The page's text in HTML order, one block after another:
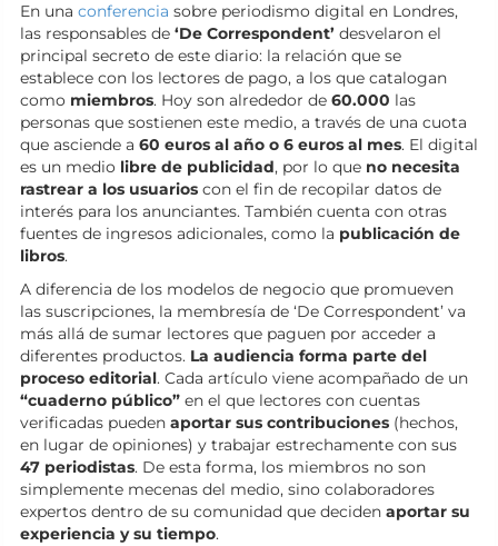
En una conferencia sobre periodismo digital en Londres,
las responsables de ‘De Correspondent’ desvelaron el
principal secreto de este diario: la relación que se
establece con los lectores de pago, a los que catalogan
como miembros. Hoy son alrededor de 60.000 las
personas que sostienen este medio, a través de una cuota
que asciende a 60 euros al año o 6 euros al mes. El digital
es un medio libre de publicidad, por lo que no necesita
rastrear a los usuarios con el fin de recopilar datos de
interés para los anunciantes. También cuenta con otras
fuentes de ingresos adicionales, como la publicación de
libros.
A diferencia de los modelos de negocio que promueven
las suscripciones, la membresía de ‘De Correspondent’ va
más allá de sumar lectores que paguen por acceder a
diferentes productos. La audiencia forma parte del
proceso editorial. Cada artículo viene acompañado de un
“cuaderno público” en el que lectores con cuentas
verificadas pueden aportar sus contribuciones (hechos,
en lugar de opiniones) y trabajar estrechamente con sus
47 periodistas. De esta forma, los miembros no son
simplemente mecenas del medio, sino colaboradores
expertos dentro de su comunidad que deciden aportar su
experiencia y su tiempo.